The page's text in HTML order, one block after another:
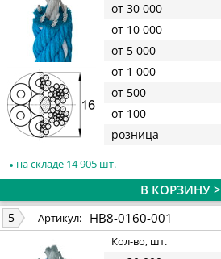
от 30 000
от 10 000
от 5 000
от 1 000
от 500
от 100
розница
на складе 14 905 шт.
В КОРЗИНУ >
5 Артикул: HB8-0160-001
Кол-во, шт.